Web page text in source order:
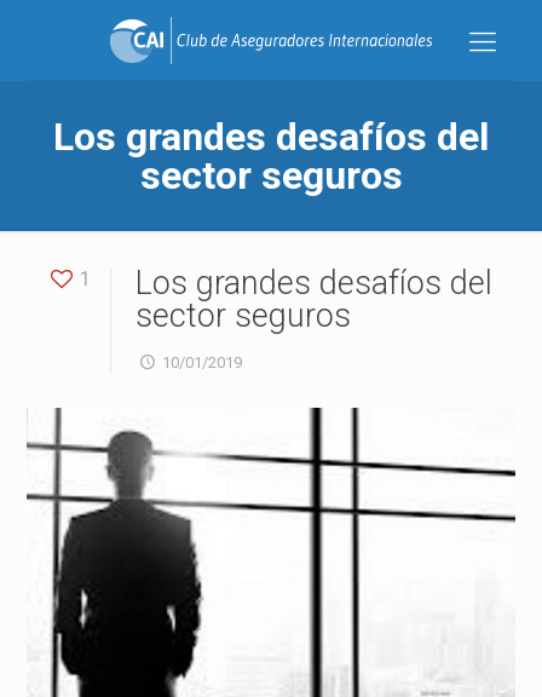
Los grandes desafíos del
sector seguros
1
Los grandes desafíos del
sector seguros
10/01/2019